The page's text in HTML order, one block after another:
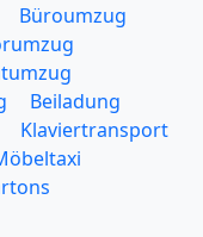
Büroumzug
Beiladung
Klaviertransport